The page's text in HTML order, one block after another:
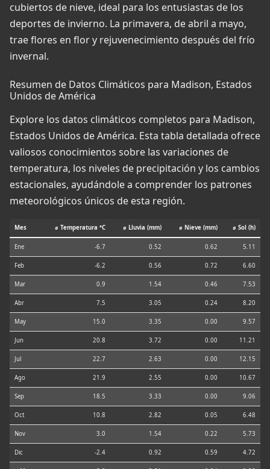
cubiertos de nieve, ideal para los entusiastas de los
deportes de invierno. La primavera, de abril a mayo,
trae flores en flor y rejuvenecimiento después del frío
invernal.
Resumen de Datos Climáticos para Madison, Estados
Unidos de América
Explore los datos climáticos completos para Madison,
Estados Unidos de América. Esta tabla detallada ofrece
valiosos conocimientos sobre las variaciones de
temperatura, los niveles de precipitación y los cambios
estacionales, ayudándole a comprender los patrones
meteorológicos únicos de esta región.
Mes ⌀ Temperatura °C ⌀ Lluvia (mm) ⌀ Nieve (mm) ⌀ Sol (h)
Ene -6.7 0.52 0.62 5.11
Feb -6.2 0.56 0.72 6.60
Mar 0.9 1.54 0.46 7.53
Abr 7.5 3.05 0.24 8.20
May 15.0 3.35 0.00 9.57
Jun 20.8 3.72 0.00 11.21
Jul 22.7 2.63 0.00 12.15
Ago 21.9 2.55 0.00 10.67
Sep 18.5 3.33 0.00 9.06
Oct 10.8 2.82 0.05 6.48
Nov 3.0 1.54 0.22 5.73
Dic -2.4 0.92 0.59 4.72